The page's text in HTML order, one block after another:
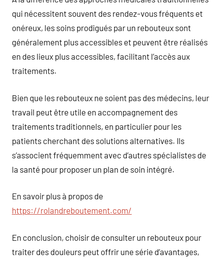
qui nécessitent souvent des rendez-vous fréquents et
onéreux, les soins prodigués par un rebouteux sont
généralement plus accessibles et peuvent être réalisés
en des lieux plus accessibles, facilitant l’accès aux
traitements.
Bien que les rebouteux ne soient pas des médecins, leur
travail peut être utile en accompagnement des
traitements traditionnels, en particulier pour les
patients cherchant des solutions alternatives. Ils
s’associent fréquemment avec d’autres spécialistes de
la santé pour proposer un plan de soin intégré.
En savoir plus à propos de
https://rolandreboutement.com/
En conclusion, choisir de consulter un rebouteux pour
traiter des douleurs peut offrir une série d’avantages,